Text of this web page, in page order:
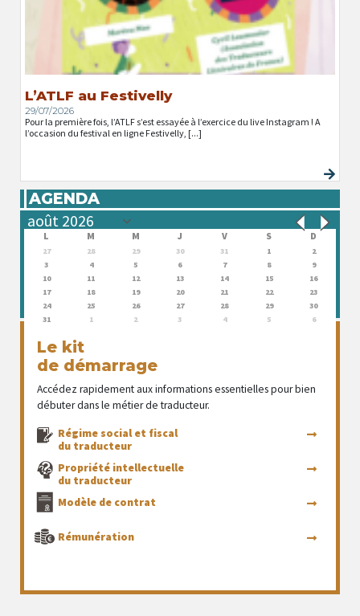
L’ATLF au Festivelly
29/07/2026
Pour la première fois, l’ATLF s’est essayée à l’exercice du live Instagram ! A
l’occasion du festival en ligne Festivelly, [...]
AGENDA
L M M J V S D
27 28 29 30 31 1
2
3
4 5 6 7 8
9
10
11 12 13 14 15
16
17
18 19 20 21 22
23
24
25 26 27 28 29
30
31
1 2 3 4 5 6
Le kit
de démarrage
Accédez rapidement aux informations essentielles pour bien
débuter dans le métier de traducteur.
Régime social et fiscal
du traducteur
Propriété intellectuelle
du traducteur
Modèle de contrat
Rémunération